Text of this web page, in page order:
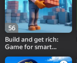
56
Build and get rich:
Game for smart